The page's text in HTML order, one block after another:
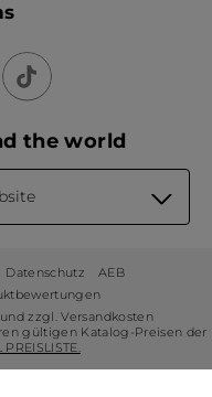
the world
Datenschutz
AEB
zzgl. Versandkosten
gültigen Katalog-Preisen der